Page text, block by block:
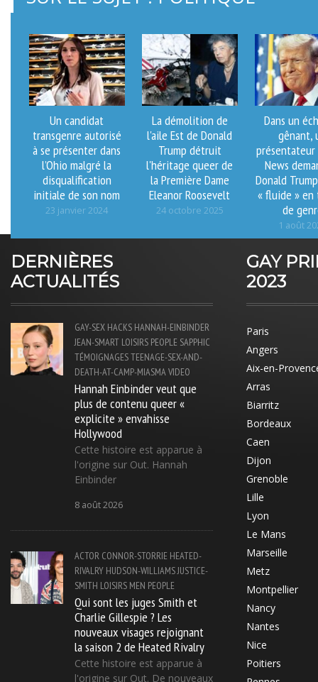
Un candidat
transgenre autorisé
à se présenter dans
l’Ohio malgré la
disqualification
initiale de son nom
23 janvier 2024
La démolition de
l'aile Est de Donald
Trump détruit
l'héritage queer de
la Première Dame
Eleanor Roosevelt
24 octobre 2025
Dans un
gênant,
présentateur
News
Donald
« fluide » en
de
1 août
DERNIÈRES
ACTUALITÉS
GAY-SEX HACKS HANNAH-EINBINDER
JEAN-SMART LOISIRS PEOPLE SAPPHIC
TÉMOIGNAGESTEENAGE-SEX-AND-
DEATH-AT-CAMP-MIASMAVIDEO
Hannah Einbinder veut que
plus de contenu queer «
explicite » envahisse
Hollywood
Cette histoire est apparue à
l'origine sur Out. Hannah
Einbinder
8 août 2026
ACTOR CONNOR-STORRIE HEATED-
RIVALRY HUDSON-WILLIAMSJUSTICE-
SMITH LOISIRS MEN PEOPLE
Qui sont les juges Smith et
Charlie Gillespie ? Les
nouveaux visages rejoignant
la saison 2 de Heated Rivalry
Cette histoire est apparue à
l'origine sur Out. De nouveaux
GAY
2023
Paris
Angers
Aix-en-
Arras
Biarritz
Bordeaux
Caen
Dijon
Grenoble
Lille
Lyon
Le Mans
Marseille
Metz
Montpellier
Nancy
Nantes
Nice
Poitiers